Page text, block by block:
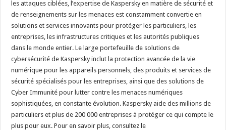
les attaques ciblées, l’expertise de Kaspersky en matière de sécurité et
de renseignements sur les menaces est constamment convertie en
solutions et services innovants pour protéger les particuliers, les
entreprises, les infrastructures critiques et les autorités publiques
dans le monde entier. Le large portefeuille de solutions de
cybersécurité de Kaspersky inclut la protection avancée de la vie
numérique pour les appareils personnels, des produits et services de
sécurité spécialisés pour les entreprises, ainsi que des solutions de
Cyber Immunité pour lutter contre les menaces numériques
sophistiquées, en constante évolution. Kaspersky aide des millions de
particuliers et plus de 200 000 entreprises à protéger ce qui compte le
plus pour eux. Pour en savoir plus, consultez le